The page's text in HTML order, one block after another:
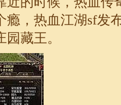
瘾，热血江湖sf发
藏王。